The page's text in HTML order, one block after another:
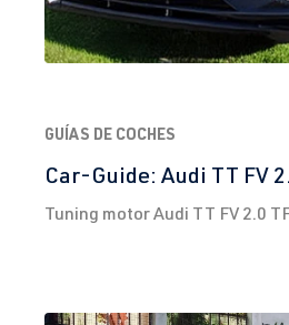
GUÍAS DE COCHES
Car-Guide: Audi TT FV
Tuning motor Audi TT FV 2.0